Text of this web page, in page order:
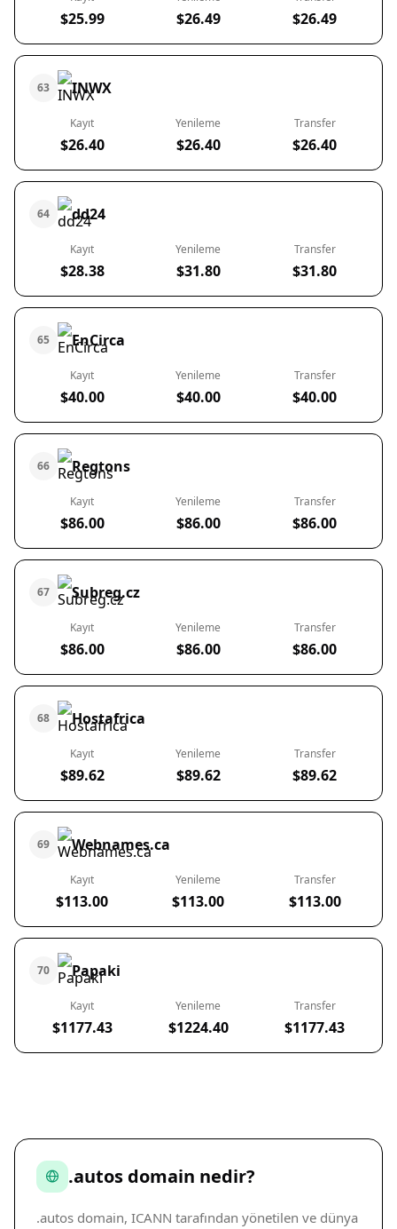
$25.99 $26.49 $26.49
63 INWX
Kayıt
$26.40
Yenileme
$26.40
Transfer
$26.40
64 dd24
Kayıt
$28.38
Yenileme
$31.80
Transfer
$31.80
65 EnCirca
Kayıt
$40.00
Yenileme
$40.00
Transfer
$40.00
66 Regtons
Kayıt
$86.00
Yenileme
$86.00
Transfer
$86.00
67 Subreg.cz
Kayıt
$86.00
Yenileme
$86.00
Transfer
$86.00
68 Hostafrica
Kayıt
$89.62
Yenileme
$89.62
Transfer
$89.62
69 Webnames.ca
Kayıt
$113.00
Yenileme
$113.00
Transfer
$113.00
70 Papaki
Kayıt
$1177.43
Yenileme
$1224.40
Transfer
$1177.43
.autos domain nedir?
.autos domain, ICANN tarafından yönetilen ve dünya